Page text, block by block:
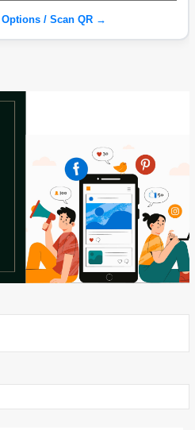
Options / Scan QR →